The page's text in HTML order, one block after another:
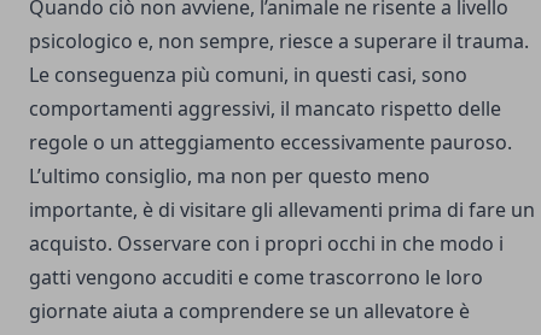
Quando ciò non avviene, l’animale ne risente a livello
psicologico e, non sempre, riesce a superare il trauma.
Le conseguenza più comuni, in questi casi, sono
comportamenti aggressivi, il mancato rispetto delle
regole o un atteggiamento eccessivamente pauroso.
L’ultimo consiglio, ma non per questo meno
importante, è di visitare gli allevamenti prima di fare un
acquisto. Osservare con i propri occhi in che modo i
gatti vengono accuditi e come trascorrono le loro
giornate aiuta a comprendere se un allevatore è